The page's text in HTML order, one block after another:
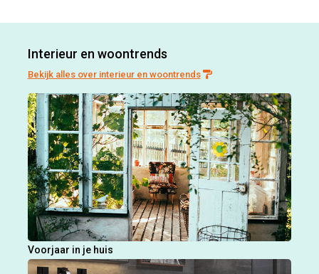
Interieur en woontrends
Bekijk alles over interieur en woontrends
Voorjaar in je huis